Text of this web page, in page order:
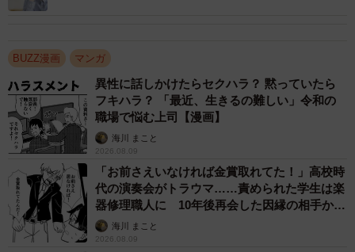
この漫画の記事を読む
→ https://maidonanews.jp/article/14329326
BUZZ漫画 マンガ
異性に話しかけたらセクハラ？ 黙っていたら
フキハラ？ 「最近、生きるの難しい」令和の
職場で悩む上司【漫画】
海川 まこと
2026.08.09
「お前さえいなければ金賞取れてた！」高校時
代の演奏会がトラウマ……責められた学生は楽
器修理職人に 10年後再会した因縁の相手から
思わぬ申し出【漫画】
海川 まこと
2026.08.09